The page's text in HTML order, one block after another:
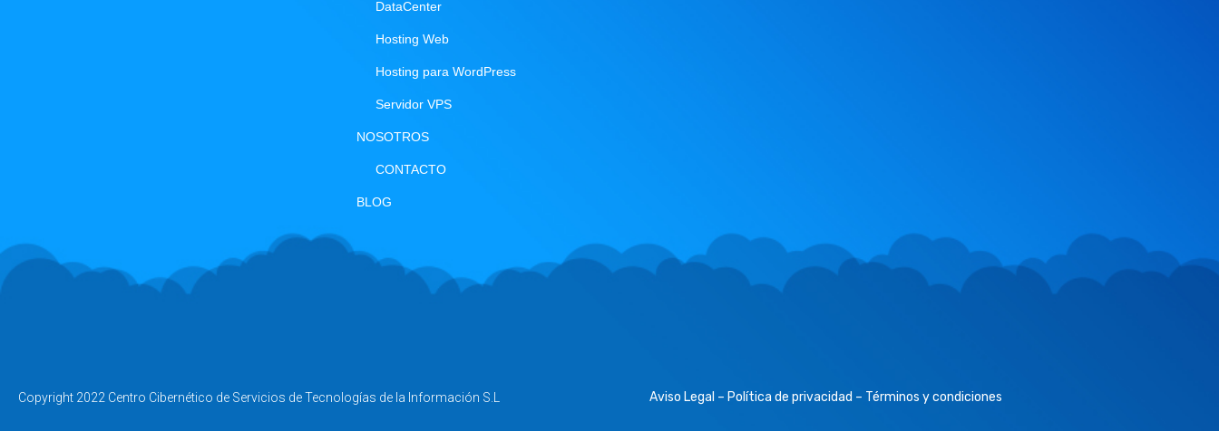
DataCenter
Hosting Web
Hosting para WordPress
Servidor VPS
NOSOTROS
CONTACTO
BLOG
Copyright 2022 Centro Cibernético de Servicios de Tecnologías de la Información S.L Aviso Legal – Política de privacidad – Términos y condiciones